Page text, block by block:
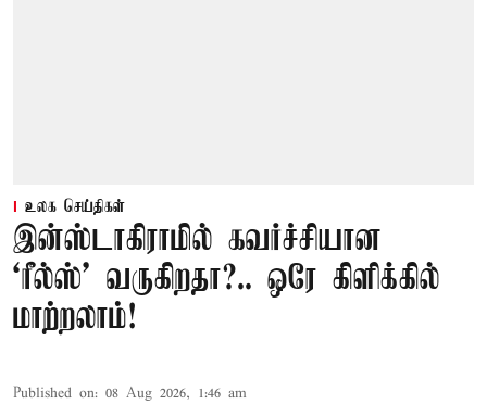
உலக செய்திகள்
இன்ஸ்டாகிராமில் கவர்ச்சியான
‘ரீல்ஸ்’ வருகிறதா?.. ஒரே கிளிக்கில்
மாற்றலாம்!
Published on: 08 Aug 2026, 1:46 am